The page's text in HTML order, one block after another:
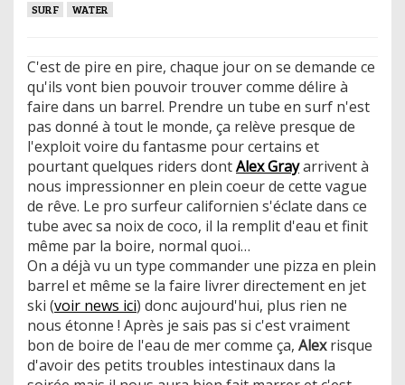
SURF WATER
C'est de pire en pire, chaque jour on se demande ce
qu'ils vont bien pouvoir trouver comme délire à
faire dans un barrel. Prendre un tube en surf n'est
pas donné à tout le monde, ça relève presque de
l'exploit voire du fantasme pour certains et
pourtant quelques riders dontAlex Grayarrivent à
nous impressionner en plein coeur de cette vague
de rêve. Le pro surfeur californien s'éclate dans ce
tube avec sa noix de coco, il la remplit d'eau et finit
même par la boire, normal quoi…
On a déjà vu un type commander une pizza en plein
barrel et même se la faire livrer directement en jet
ski (voir news ici) donc aujourd'hui, plus rien ne
nous étonne ! Après je sais pas si c'est vraiment
bon de boire de l'eau de mer comme ça, Alexrisque
d'avoir des petits troubles intestinaux dans la